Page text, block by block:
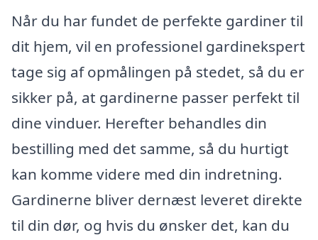
Når du har fundet de perfekte gardiner til
dit hjem, vil en professionel gardinekspert
tage sig af opmålingen på stedet, så du er
sikker på, at gardinerne passer perfekt til
dine vinduer. Herefter behandles din
bestilling med det samme, så du hurtigt
kan komme videre med din indretning.
Gardinerne bliver dernæst leveret direkte
til din dør, og hvis du ønsker det, kan du